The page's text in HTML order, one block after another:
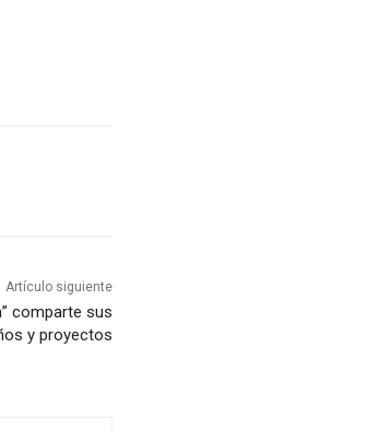
Artículo siguiente
comparte sus
y proyectos